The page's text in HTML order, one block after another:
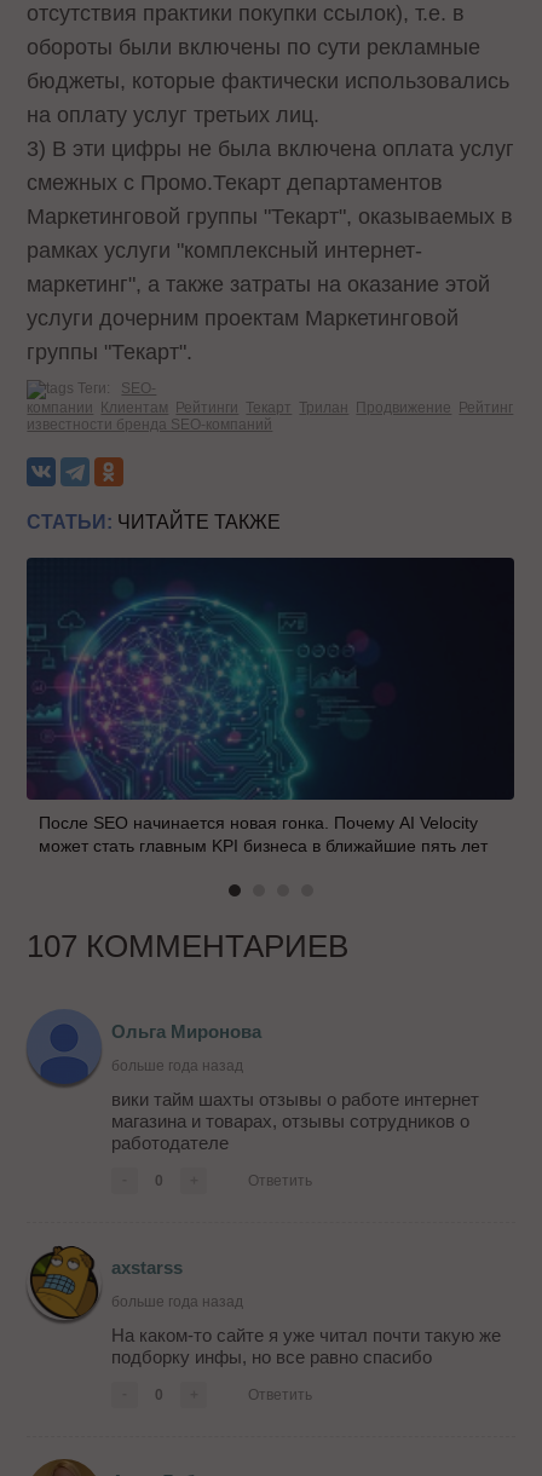
отсутствия практики покупки ссылок), т.е. в
обороты были включены по сути рекламные
бюджеты, которые фактически использовались
на оплату услуг третьих лиц.
3) В эти цифры не была включена оплата услуг
смежных с Промо.Текарт департаментов
Маркетинговой группы "Текарт", оказываемых в
рамках услуги "комплексный интернет-
маркетинг", а также затраты на оказание этой
услуги дочерним проектам Маркетинговой
группы "Текарт".
Теги:
SEO-
компании
Клиентам Рейтинги Текарт Трилан Продвижение
Рейтинг
известности бренда SEO-компаний
СТАТЬИ: ЧИТАЙТЕ ТАКЖЕ
После SEO начинается новая гонка. Почему AI Velocity
может стать главным KPI бизнеса в ближайшие пять лет
107 КОММЕНТАРИЕВ
Ольга Миронова
больше года назад
вики тайм шахты отзывы о работе интернет
магазина и товарах, отзывы сотрудников о
работодателе
0 Ответить
axstarss
больше года назад
На каком-то сайте я уже читал почти такую же
подборку инфы, но все равно спасибо
0 Ответить